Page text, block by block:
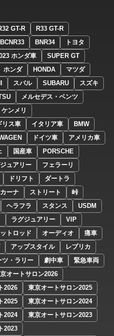
GT-R
R33 GT-R
BCNR33 BNR34
トヨタ
ホンダ車
SUPER GT
ホンダ HONDA
マツダ
スバル SUBARU
スズキ
メルセデス・ベンツ
ケンメリ
リス車 イタリア車
BMW
ドイツ車
アメリカ車
国産車
PORSCHE
ュアリー
フェラーリ
ドリフト
ダートラ
ーナ ストリート
峠
ヘラフラ スタンス
USDM
ラグジュアリー
VIP
トロッド オーディオ
痛車
アップスタイル
レプリカ
ツ・ラリー 劇中車
緊急車両
オートサロン2026
2026
東京オートサロン2025
2025
東京オートサロン2024
2024
東京オートサロン2023
2023